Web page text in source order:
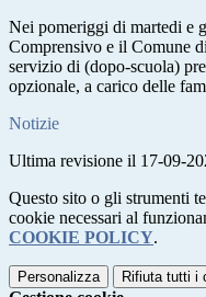
Nei pomeriggi di martedi e
Comprensivo e il Comune
servizio di (dopo-scuola)
opzionale, a carico delle
Notizie
Ultima revisione il 17-09-
Questo sito o gli strumenti
cookie necessari al
COOKIE POLICY.
Personalizza Rifiuta tutti i